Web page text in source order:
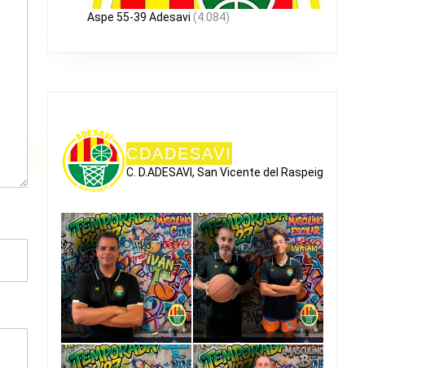
Aspe 55-39 Adesavi (4.084)
CDADESAVI
C. D.ADESAVI, San Vicente del Raspeig